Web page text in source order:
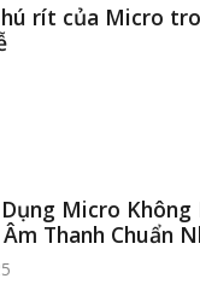
rít của Micro
Micro Không
Thanh Chuẩn